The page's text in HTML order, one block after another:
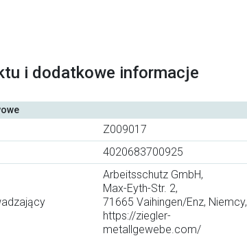
i dodatkowe informacje
Z009017
4020683700925
Arbeitsschutz GmbH,
Max-Eyth-Str. 2,
71665 Vaihingen/Enz, Niemcy,
https://ziegler-
metallgewebe.com/